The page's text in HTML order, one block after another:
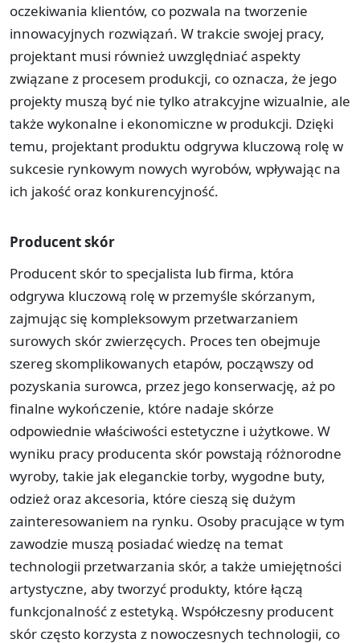
oczekiwania klientów, co pozwala na tworzenie
innowacyjnych rozwiązań. W trakcie swojej pracy,
projektant musi również uwzględniać aspekty
związane z procesem produkcji, co oznacza, że jego
projekty muszą być nie tylko atrakcyjne wizualnie, ale
także wykonalne i ekonomiczne w produkcji. Dzięki
temu, projektant produktu odgrywa kluczową rolę w
sukcesie rynkowym nowych wyrobów, wpływając na
ich jakość oraz konkurencyjność.
Producent skór
Producent skór to specjalista lub firma, która
odgrywa kluczową rolę w przemyśle skórzanym,
zajmując się kompleksowym przetwarzaniem
surowych skór zwierzęcych. Proces ten obejmuje
szereg skomplikowanych etapów, począwszy od
pozyskania surowca, przez jego konserwację, aż po
finalne wykończenie, które nadaje skórze
odpowiednie właściwości estetyczne i użytkowe. W
wyniku pracy producenta skór powstają różnorodne
wyroby, takie jak eleganckie torby, wygodne buty,
odzież oraz akcesoria, które cieszą się dużym
zainteresowaniem na rynku. Osoby pracujące w tym
zawodzie muszą posiadać wiedzę na temat
technologii przetwarzania skór, a także umiejętności
artystyczne, aby tworzyć produkty, które łączą
funkcjonalność z estetyką. Współczesny producent
skór często korzysta z nowoczesnych technologii, co